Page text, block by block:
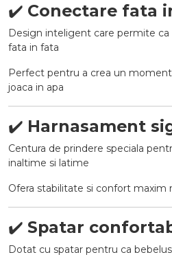
✔️ Conectare fata
Design inteligent care permite ca
fata in fata
Perfect pentru a crea un
joaca in apa
✔️ Harnasament
Centura de prindere speciala
inaltime si latime
Ofera stabilitate si confort
✔️ Spatar
Dotat cu spatar pentru ca